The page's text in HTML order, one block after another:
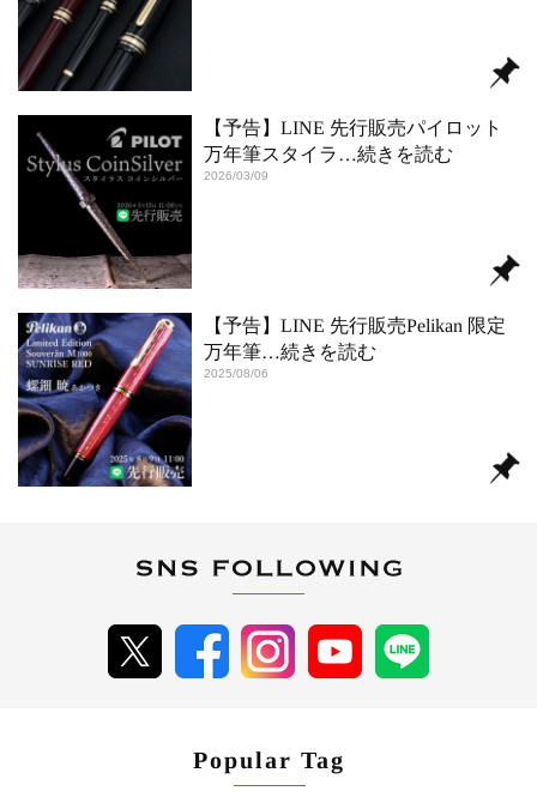
【予告】LINE 先行販売パイロット
万年筆スタイラ …続きを読む
2026/03/09
【予告】LINE 先行販売Pelikan 限定
万年筆…続きを読む
2025/08/06
Popular Tag